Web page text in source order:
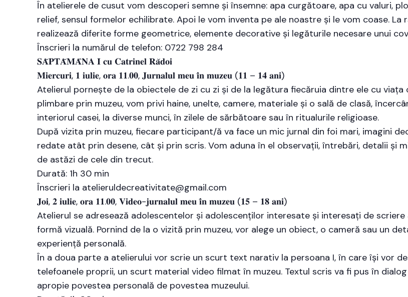
În atelierele de cusut vom descoperi semne și însemne: apa curgătoare, apa cu valuri,
relief, sensul formelor echilibrate. Apoi le vom inventa pe ale noastre și le vom coase.
realizează diferite forme geometrice, elemente decorative și legăturile necesare unui
Înscrieri la numărul de telefon: 0722 798 284
𝐒𝐀̆𝐏𝐓𝐀̆𝐌𝐀̂𝐍𝐀 𝐈 𝐜𝐮 𝐂𝐚𝐭𝐫𝐢𝐧𝐞𝐥 𝐑𝐚̆𝐝𝐨𝐢
𝐌𝐢𝐞𝐫𝐜𝐮𝐫𝐢, 𝟏 𝐢𝐮𝐥𝐢𝐞, 𝐨𝐫𝐚 𝟏𝟏.𝟎𝟎, 𝐉𝐮𝐫𝐧𝐚𝐥𝐮𝐥 𝐦𝐞𝐮 𝐢̂𝐧 𝐦𝐮𝐳𝐞𝐮 (𝟏𝟏 – 𝟏𝟒 𝐚𝐧𝐢)
Atelierul pornește de la obiectele de zi cu zi și de la legătura fiecăruia dintre ele cu
plimbare prin muzeu, vom privi haine, unelte, camere, materiale și o sală de clasă,
interiorul casei, la diverse munci, în zilele de sărbătoare sau în ritualurile religioase.
După vizita prin muzeu, fiecare participant/ă va face un mic jurnal din foi mari, imagini
redate atât prin desene, cât și prin scris. Vom aduna în el observații, întrebări, detalii și
de astăzi de cele din trecut.
Durată: 1h 30 min
Înscrieri la atelieruldecreativitate@gmail.com
𝐉𝐨𝐢, 𝟐 𝐢𝐮𝐥𝐢𝐞, 𝐨𝐫𝐚 𝟏𝟏.𝟎𝟎, 𝐕𝐢𝐝𝐞𝐨-𝐣𝐮𝐫𝐧𝐚𝐥𝐮𝐥 𝐦𝐞𝐮 𝐢̂𝐧 𝐦𝐮𝐳𝐞𝐮 (𝟏𝟓 – 𝟏𝟖 𝐚𝐧𝐢)
Atelierul se adresează adolescentelor și adolescenților interesate și interesați de
formă vizuală. Pornind de la o vizită prin muzeu, vor alege un obiect, o cameră sau un
experiență personală.
În a doua parte a atelierului vor scrie un scurt text narativ la persoana I, în care își vor
telefoanele proprii, un scurt material video filmat în muzeu. Textul scris va fi pus în
apropie povestea personală de povestea muzeului.